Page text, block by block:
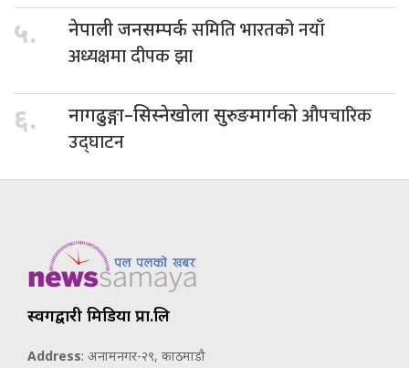
५. नेपाली जनसम्पर्कसमिति भारतको नयाँ
अध्यक्षमा दीपक झा
६. नागढुङ्गा–सिस्नेखोला सुरुङमार्गकोऔपचारिक
उद्घाटन
स्वर्गद्वारी मिडिया प्रा.लि
Address: अनामनगर-२९, काठमाडौ